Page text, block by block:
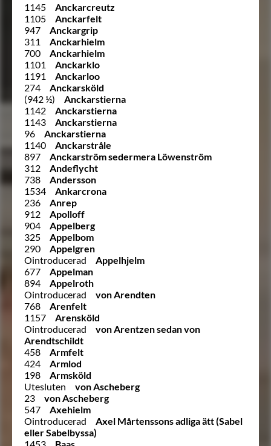
1145
Anckarcreutz
1105
Anckarfelt
947
Anckargrip
311
Anckarhielm
700
Anckarhielm
1101
Anckarklo
1191
Anckarloo
274
Anckarsköld
(942 ½)
Anckarstierna
1142
Anckarstierna
1143
Anckarstierna
96
Anckarstierna
1140
Anckarstråle
897
Anckarström sedermera Löwenström
312
Andeflycht
738
Andersson
1534
Ankarcrona
236
Anrep
912
Apolloff
904
Appelberg
325
Appelbom
290
Appelgren
Ointroducerad
Appelhjelm
677
Appelman
894
Appelroth
Ointroducerad
von Arendten
768
Arenfelt
1157
Arensköld
Ointroducerad
von Arentzen sedan von
Arendtschildt
458
Armfelt
424
Armlod
198
Armsköld
Utesluten
von Ascheberg
23
von Ascheberg
547
Axehielm
Ointroducerad
Axel Mårtenssons adliga ätt (Sabel
eller Sabelbyssa)